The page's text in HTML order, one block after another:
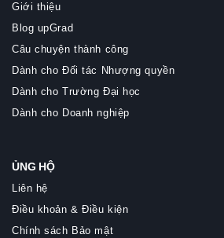
Giới thiệu
Blog upGrad
Câu chuyện thành công
Dành cho Đối tác Nhượng quyền
Dành cho Trường Đại học
Dành cho Doanh nghiệp
ỦNG HỘ
Liên hệ
Điều khoản & Điều kiện
Chính sách Bảo mật